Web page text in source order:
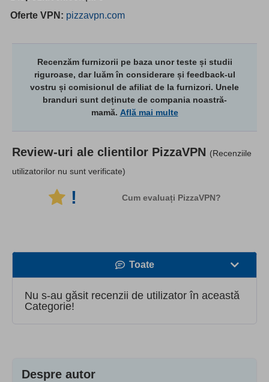
Oferte VPN: pizzavpn.com
Recenzăm furnizorii pe baza unor teste și studii
riguroase, dar luăm în considerare și feedback-ul
vostru și comisionul de afiliat de la furnizori. Unele
branduri sunt deținute de compania noastră-
mamă. Află mai multe
Review-uri ale clientilor PizzaVPN (Recenziile
utilizatorilor nu sunt verificate)
! Cum evaluați PizzaVPN?
Toate
Viteză
Nu s-au găsit recenzii de utilizator în această
Categorie!
Despre autor